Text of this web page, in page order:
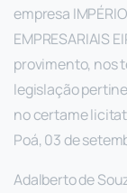
empresa
EMPRESARIAIS
provimento, nos
legislação
no certame
Poá, 03 de
Adalberto de